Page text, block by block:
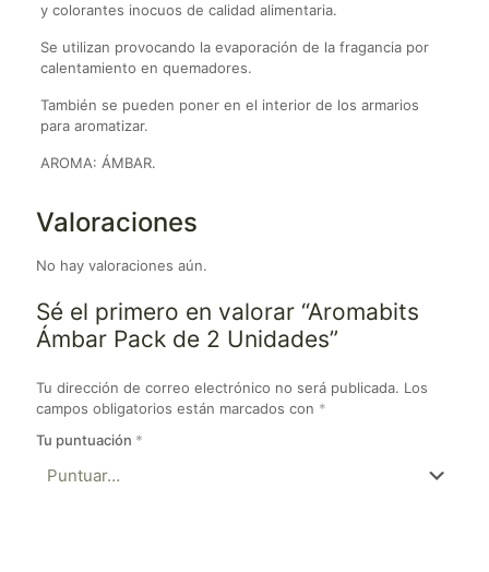
y colorantes inocuos de calidad alimentaria.
Se utilizan provocando la evaporación de la fragancia por
calentamiento en quemadores.
También se pueden poner en el interior de los armarios
para aromatizar.
AROMA: ÁMBAR.
Valoraciones
No hay valoraciones aún.
Sé el primero en valorar “Aromabits
Ámbar Pack de 2 Unidades”
Tu dirección de correo electrónico no será publicada. Los
campos obligatorios están marcados con *
Tu puntuación *